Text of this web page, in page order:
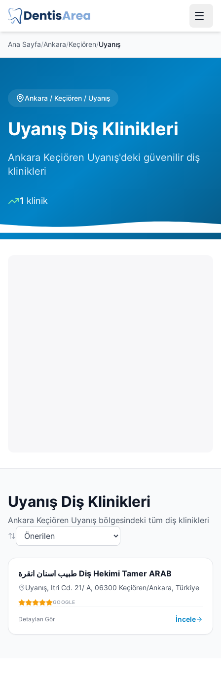
Ana Sayfa/Ankara/Keçiören/Uyanış
Ankara / Keçiören / Uyanış
Uyanış Diş Klinikleri
Ankara Keçiören Uyanış'deki güvenilir diş
klinikleri
1 klinik
Uyanış Diş Klinikleri
Ankara Keçiören Uyanış bölgesindeki tüm diş klinikleri
ط
DIŞ KLINIĞI
طبيب اسنان انقرة Diş Hekimi Tamer ARAB
Uyanış, Itri Cd. 21/ A, 06300 Keçiören/Ankara, Türkiye
GOOGLE
Detayları Gör İncele